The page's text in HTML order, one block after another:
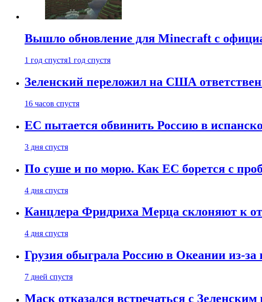
Вышло обновление для Minecraft с
1 год спустя1 год спустя
Зеленский переложил на США
16 часов спустя
ЕС пытается обвинить Россию в
3 дня спустя
По суше и по морю. Как ЕС борется с
4 дня спустя
Канцлера Фридриха Мерца склоняют к
4 дня спустя
Грузия обыграла Россию в Океании из-
7 дней спустя
Маск отказался встречаться с